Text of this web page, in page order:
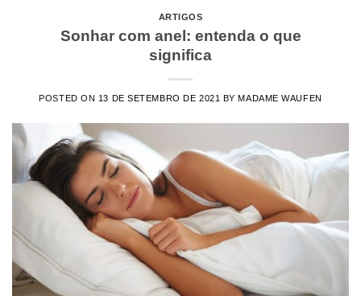
ARTIGOS
Sonhar com anel: entenda o que
significa
POSTED ON 13 DE SETEMBRO DE 2021 BYMADAME WAUFEN